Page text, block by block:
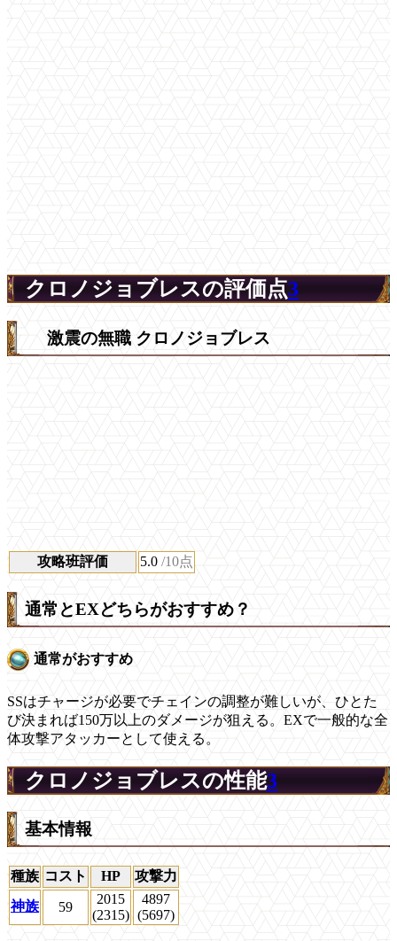
クロノジョブレスの評価点3
激震の無職 クロノジョブレス
攻略班評価 5.0 /10点
通常とEXどちらがおすすめ？
通常がおすすめ
SSはチャージが必要でチェインの調整が難しいが、ひとた
び決まれば150万以上のダメージが狙える。EXで一般的な全
体攻撃アタッカーとして使える。
クロノジョブレスの性能3
基本情報
種族 コスト HP
攻撃力
神族
59
2015
(2315)
4897
(5697)